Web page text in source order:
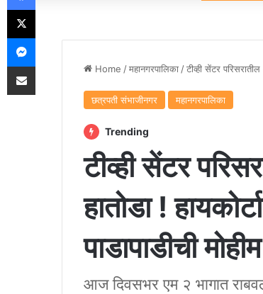
Home /महानगरपालिका /टीव्ही सेंटर
छत्रपती संभाजीनगर महानगरपालिका
Trending
टीव्ही सेंटर
हातोडा !
पाडापाडीची
आज दिवसभर एम २ भागात
X
Messenger
Share via Email